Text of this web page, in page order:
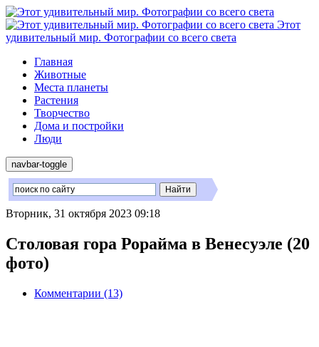
Этот
удивительный мир. Фотографии со всего света
Главная
Животные
Места планеты
Растения
Творчество
Дома и постройки
Люди
navbar-toggle
Вторник, 31 октября 2023 09:18
Столовая гора Рорайма в Венесуэле (20
фото)
Комментарии (13)